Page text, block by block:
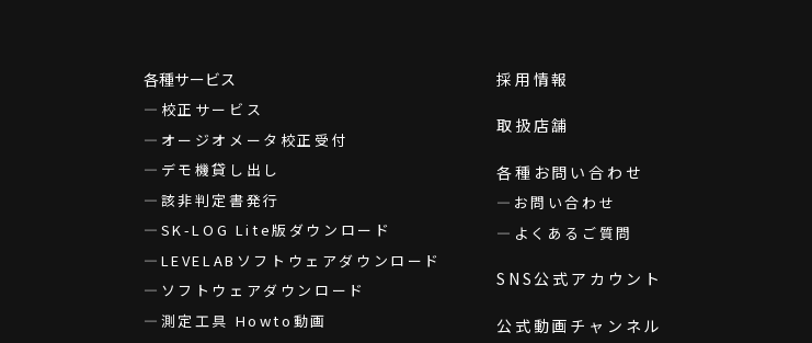
各種サービス
校正サービス
オージオメータ校正受付
デモ機貸し出し
該非判定書発行
SK-LOG Lite版ダウンロード
LEVELABソフトウェアダウンロード
ソフトウェアダウンロード
測定工具 Howto動画
採用情報
取扱店舗
各種お問い合わせ
お問い合わせ
よくあるご質問
SNS公式アカウント
公式動画チャンネル